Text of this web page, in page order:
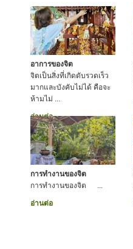
อาการของจิต
จิตเป็นสิ่งที่เกิดดับรวดเร็ว
มากและบังคับไม่ได้ คือจะ
ห้ามไม่ ...
อ่านต่อ
การทำงานของจิต
การทำงานของจิต ...
อ่านต่อ